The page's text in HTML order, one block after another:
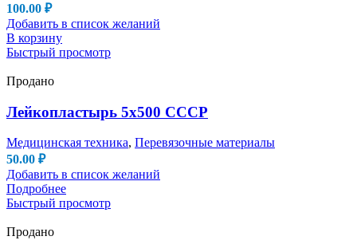
100.00 ₽
Добавить в список желаний
В корзину
Быстрый просмотр
Продано
Лейкопластырь 5х500 СССР
Медицинская техника, Перевязочные материалы
50.00 ₽
Добавить в список желаний
Подробнее
Быстрый просмотр
Продано